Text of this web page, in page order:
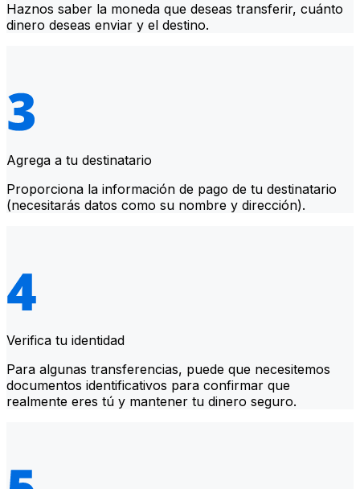
Haznos saber la moneda que deseas transferir, cuánto
dinero deseas enviar y el destino.
Agrega a tu destinatario
Proporciona la información de pago de tu destinatario
(necesitarás datos como su nombre y dirección).
Verifica tu identidad
Para algunas transferencias, puede que necesitemos
documentos identificativos para confirmar que
realmente eres tú y mantener tu dinero seguro.